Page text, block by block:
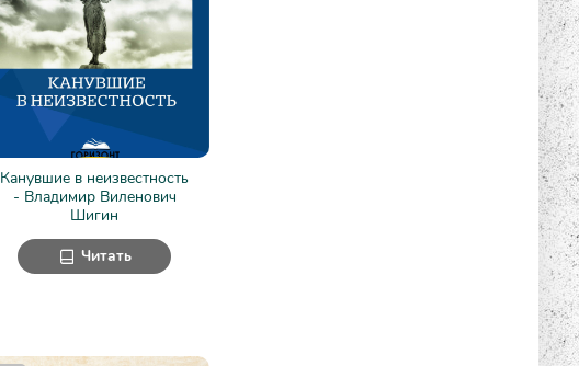
Канувшие в неизвестность
- Владимир Виленович
Шигин
Читать